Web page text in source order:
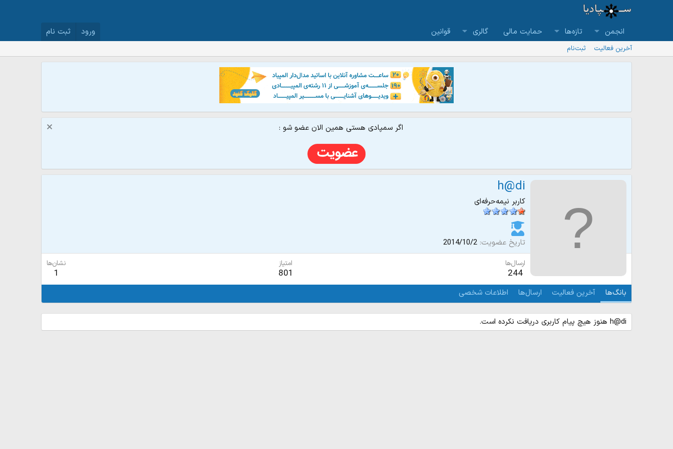
انجمن تازه‌ها حمایت مالی گالری قوانین ورود ثبت نام
آخرین فعالیت ثبت‌نام
اگر سمپادی هستی همین الان عضو شو :
h@di
کاربر نیمه‌حرفه‌ای
تاریخ عضویت 2014/10/2
ارسال‌ها
244
امتیاز
801
نشان‌ها
1
بانگ‌ها آخرین فعالیت ارسال‌ها اطلاعات شخصی
h@di هنوز هیچ پیام کاربری دریافت نکرده است.